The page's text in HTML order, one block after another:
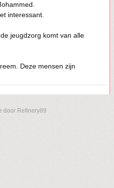
interessant.
jeugdzorg komt van alle
Deze mensen zijn
door Refinery89